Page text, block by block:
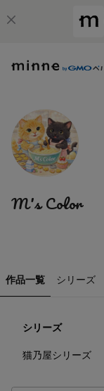
M's Color
作品一覧 シリーズ
シリーズ
猫乃屋シリーズ